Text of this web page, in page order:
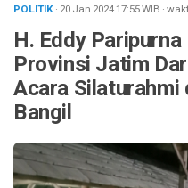
POLITIK· 20 Jan 202417:55WIB ·
H. Eddy
Provinsi Jatim
Acara Silaturahmi
Bangil